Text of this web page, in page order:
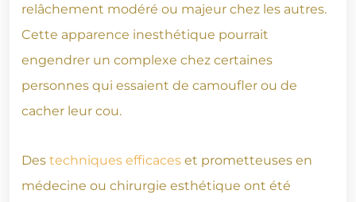
relâchement modéré ou majeur chez les autres.
Cette apparence inesthétique pourrait
engendrer un complexe chez certaines
personnes qui essaient de camoufler ou de
cacher leur cou.
Des techniques efficaces et prometteuses en
médecine ou chirurgie esthétique ont été